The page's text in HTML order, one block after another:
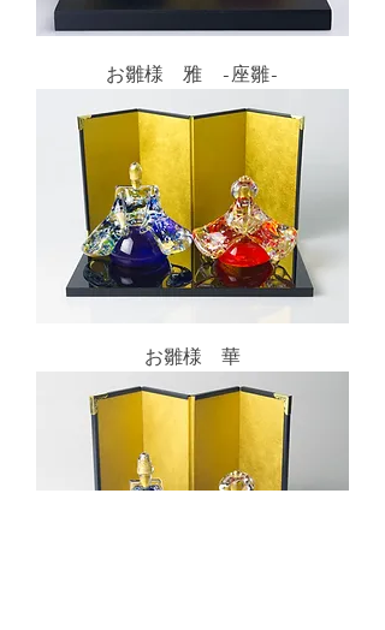
お雛様 雅 -座雛-
お雛様 華